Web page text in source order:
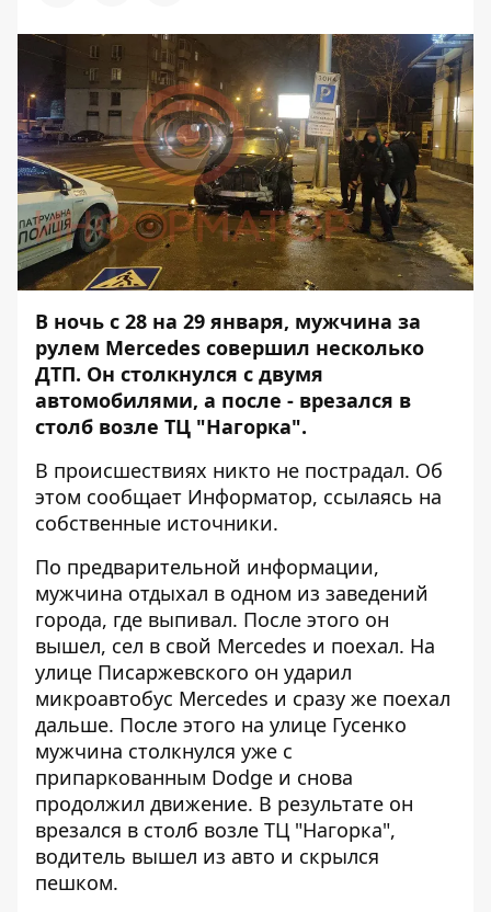
В ночь с 28 на 29 января, мужчина за
рулем Mercedes совершил несколько
ДТП. Он столкнулся с двумя
автомобилями, а после - врезался в
столб возле ТЦ "Нагорка".
В происшествиях никто не пострадал. Об
этом сообщает Информатор, ссылаясь на
собственные источники.
По предварительной информации,
мужчина отдыхал в одном из заведений
города, где выпивал. После этого он
вышел, сел в свой Mercedes и поехал. На
улице Писаржевского он ударил
микроавтобус Mercedes и сразу же поехал
дальше. После этого на улице Гусенко
мужчина столкнулся уже с
припаркованным Dodge и снова
продолжил движение. В результате он
врезался в столб возле ТЦ "Нагорка",
водитель вышел из авто и скрылся
пешком.